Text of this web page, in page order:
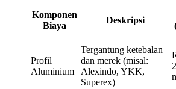
Komponen
Biaya
Deskripsi
Profil
Aluminium
Tergantung ketebalan
dan merek (misal:
Alexindo, YKK,
Superex)